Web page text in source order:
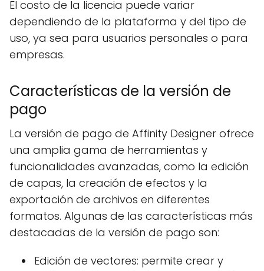
El costo de la licencia puede variar
dependiendo de la plataforma y del tipo de
uso, ya sea para usuarios personales o para
empresas.
Características de la versión de
pago
La versión de pago de Affinity Designer ofrece
una amplia gama de herramientas y
funcionalidades avanzadas, como la edición
de capas, la creación de efectos y la
exportación de archivos en diferentes
formatos. Algunas de las características más
destacadas de la versión de pago son:
Edición de vectores: permite crear y